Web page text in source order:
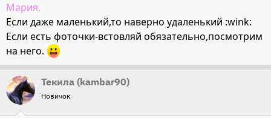
Мария,
Если даже маленький,то наверно удаленький :wink:
Если есть фоточки-встовляй обязательно,посмотрим
на него.
Текила (kambar90)
Новичок